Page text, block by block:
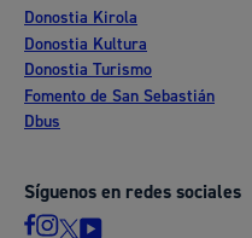
Donostia Kirola
Donostia Kultura
Donostia Turismo
Fomento de San Sebastián
Dbus
Síguenos en redes sociales